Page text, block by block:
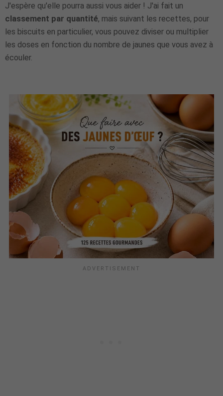
J'espère qu'elle pourra aussi vous aider ! J'ai fait un
classement par quantité, mais suivant les recettes, pour
les biscuits en particulier, vous pouvez diviser ou multiplier
les doses en fonction du nombre de jaunes que vous avez à
écouler.